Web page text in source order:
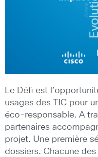
Le Défi est
usages des TIC pour
éco-responsable. A
partenaires
projet. Une première
dossiers. Chacune